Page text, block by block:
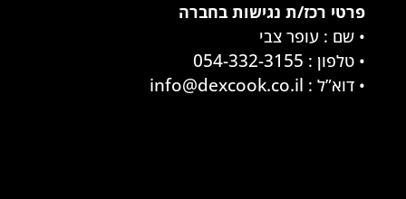
פרטי רכז/ת נגישות בחברה
• שם : עופר צבי
• טלפון : 054-332-3155
• דוא”ל : info@dexcook.co.il